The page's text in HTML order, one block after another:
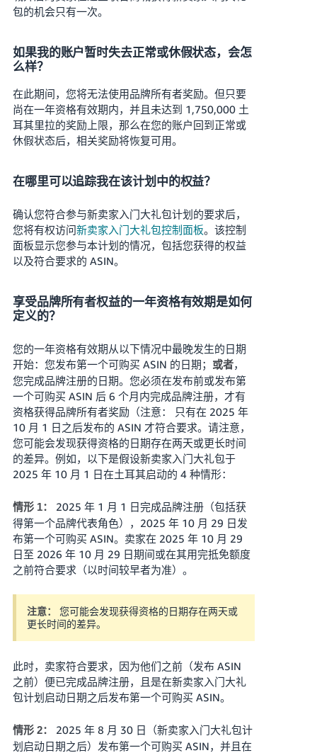
包的机会只有一次。
如果我的账户暂时失去正常或休假状态，会怎
么样？
在此期间，您将无法使用品牌所有者奖励。但只要
尚在一年资格有效期内，并且未达到 1,750,000 土
耳其里拉的奖励上限，那么在您的账户回到正常或
休假状态后，相关奖励将恢复可用。
在哪里可以追踪我在该计划中的权益？
确认您符合参与新卖家入门大礼包计划的要求后，
您将有权访问新卖家入门大礼包控制面板。该控制
面板显示您参与本计划的情况，包括您获得的权益
以及符合要求的 ASIN。
享受品牌所有者权益的一年资格有效期是如何
定义的？
您的一年资格有效期从以下情况中最晚发生的日期
开始：您发布第一个可购买 ASIN 的日期； 或者，
您完成品牌注册的日期。您必须在发布前或发布第
一个可购买 ASIN 后 6 个月内完成品牌注册，才有
资格获得品牌所有者奖励（注意： 只有在 2025 年
10 月 1 日之后发布的 ASIN 才符合要求。请注意，
您可能会发现获得资格的日期存在两天或更长时间
的差异。例如，以下是假设新卖家入门大礼包于
2025 年 10 月 1 日在土耳其启动的 4 种情形：
情形 1： 2025 年 1 月 1 日完成品牌注册（包括获
得第一个品牌代表角色），2025 年 10 月 29 日发
布第一个可购买 ASIN。卖家在 2025 年 10 月 29
日至 2026 年 10 月 29 日期间或在其用完抵免额度
之前符合要求（以时间较早者为准）。
注意： 您可能会发现获得资格的日期存在两天或
更长时间的差异。
此时，卖家符合要求，因为他们之前（发布 ASIN
之前）便已完成品牌注册，且是在新卖家入门大礼
包计划启动日期之后发布第一个可购买 ASIN。
情形 2：
2025 年 8 月 30 日（新卖家入门大礼包计
划启动日期之后）发布第一个可购买 ASIN，并且在